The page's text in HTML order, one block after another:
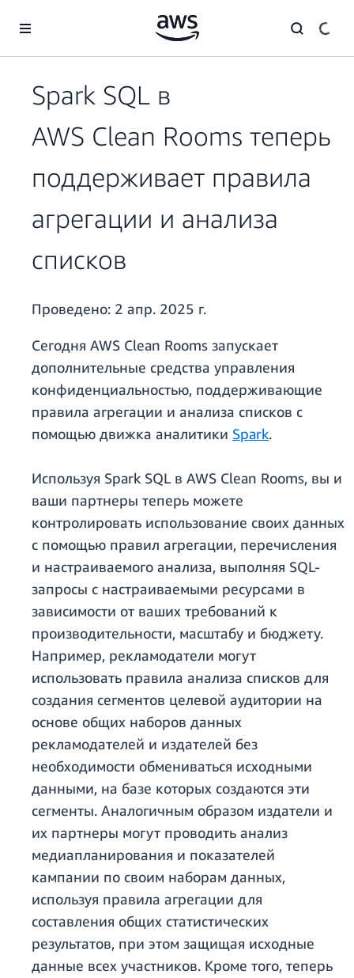
Перейти к главному контенту
Spark SQL в
AWS Clean Rooms теперь
поддерживает правила
агрегации и анализа
списков
Проведено: 2 апр. 2025 г.
Сегодня AWS Clean Rooms запускает
дополнительные средства управления
конфиденциальностью, поддерживающие
правила агрегации и анализа списков с
помощью движка аналитики Spark.
Используя Spark SQL в AWS Clean Rooms, вы и
ваши партнеры теперь можете
контролировать использование своих данных
с помощью правил агрегации, перечисления
и настраиваемого анализа, выполняя SQL-
запросы с настраиваемыми ресурсами в
зависимости от ваших требований к
производительности, масштабу и бюджету.
Например, рекламодатели могут
использовать правила анализа списков для
создания сегментов целевой аудитории на
основе общих наборов данных
рекламодателей и издателей без
необходимости обмениваться исходными
данными, на базе которых создаются эти
сегменты. Аналогичным образом издатели и
их партнеры могут проводить анализ
медиапланирования и показателей
кампании по своим наборам данных,
используя правила агрегации для
составления общих статистических
результатов, при этом защищая исходные
данные всех участников. Кроме того, теперь